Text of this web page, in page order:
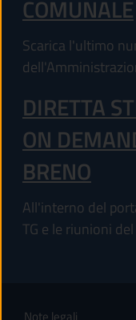
COMUNALE
Scarica l'ultimo
DIRETTA
ON
BRENO
All'interno del
TG e le riunioni
Note legali